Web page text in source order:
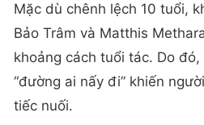
Mặc dù chênh lệch 10 tuổi,
Bảo Trâm và Matthis
khoảng cách tuổi tác. Do
“đường ai nấy đi” khiến
tiếc nuối.